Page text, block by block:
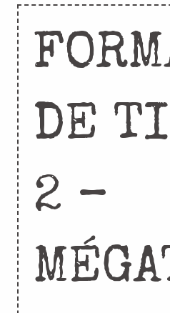
DE
2 –